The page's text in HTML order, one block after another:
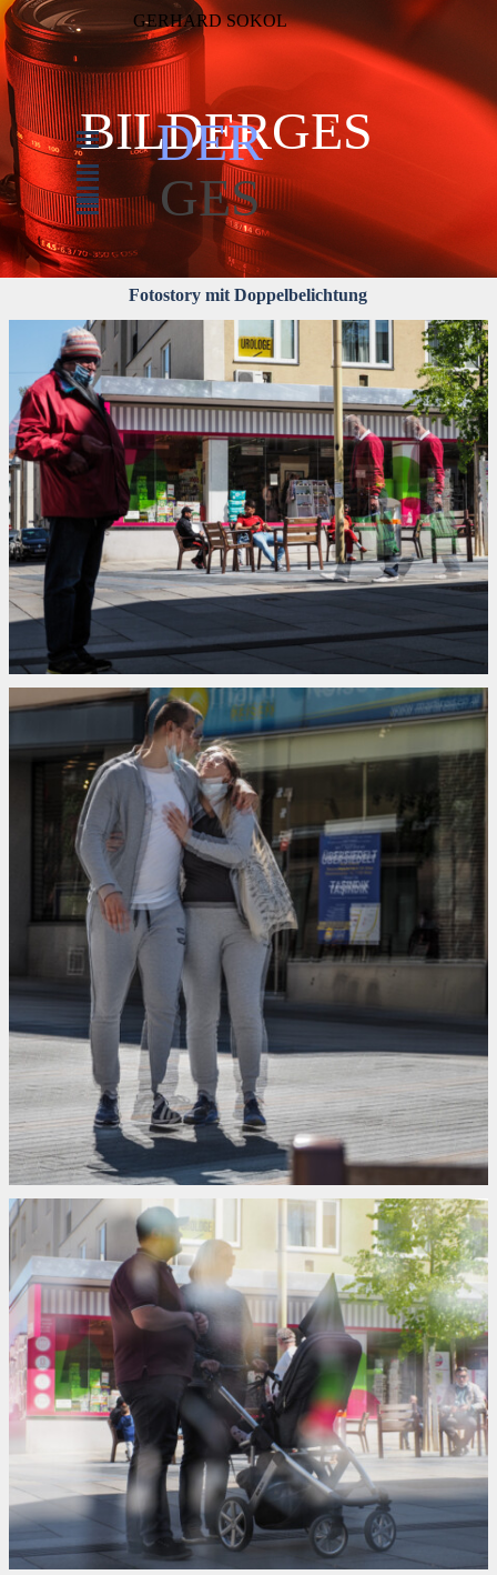
Direkt zum Seiteninhalt
GERHARD SOKOL
BILDERGES
DER
Menü überspringen
Menü überspringen
Menü überspringen
GES
Menü überspringen
Menü überspringen
Menü überspringen
Fotostory mit Doppelbelichtung